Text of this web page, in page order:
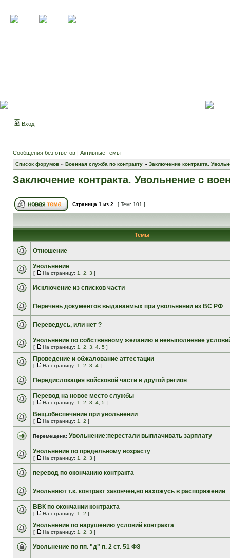
Вход
Сообщения без ответов | Активные темы
Список форумов » Военная служба по контракту » Заключение контракта.
Заключение контракта. Увольнение с
Страница 1 из 2 [ Тем: 101 ]
Темы
Отношение
Увольнение
[ На страницу: 1 2 3 ]
Исключение из списков части
Перечень документов выдаваемых при увольнении из ВС РФ
Переведусь, или нет ?
Увольнение по собственному желанию и невыполнение
[ На страницу: 1 2 3 4 5 ]
Проведение и обжалование аттестации
[ На страницу: 1 2 3 4 ]
Передислокация войсковой части в другой регион
Перевод на новое место службы
[ На страницу: 1 2 3 4 5 ]
Вещ.обеспечение при увольнении
[ На страницу: 1 2 ]
Перемещена: Увольнение:перестали выплачивать зарплату
Увольнение по предельному возрасту
[ На страницу: 1 2 3 ]
перевод по окончанию контракта
Увольняют т.к. контракт закончен,но нахожусь в распоряжении
ВВК по окончании контракта
[ На страницу: 1 2 ]
Увольнение по нарушению условий контракта
[ На страницу: 1 2 3 ]
Увольнение по пп. "д" п. 2 ст. 51 ФЗ